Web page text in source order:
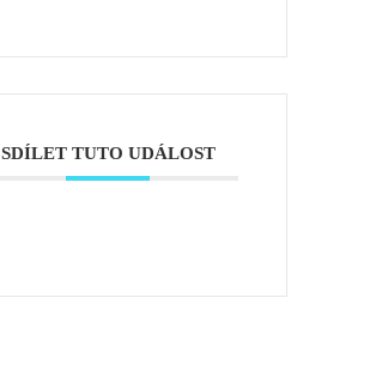
SDÍLET TUTO UDÁLOST